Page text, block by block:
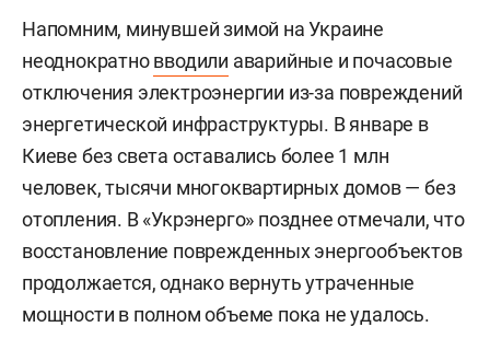
Напомним, минувшей зимой на Украине
неоднократновводили аварийные и почасовые
отключения электроэнергии из-за повреждений
энергетической инфраструктуры. В январе в
Киеве без света оставались более 1 млн
человек, тысячи многоквартирных домов — без
отопления. В «Укрэнерго» позднее отмечали, что
восстановление поврежденных энергообъектов
продолжается, однако вернуть утраченные
мощности в полном объеме пока не удалось.